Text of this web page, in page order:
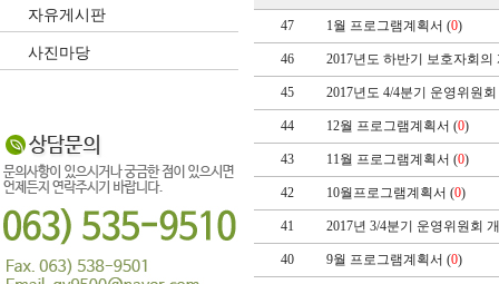
자유게시판
사진마당
47 1월 프로그램계획서 (0)
46 2017년도 하반기 보호자회
45 2017년도 4/4분기 운영위원
44 12월 프로그램계획서 (0)
43 11월 프로그램계획서 (0)
42 10월프로그램계획서 (0)
41 2017년 3/4분기 운영위원회
40 9월 프로그램계획서 (0)